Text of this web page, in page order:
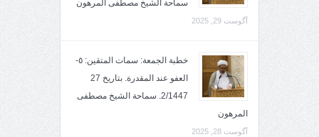
سماحة الشيخ مصطفى المرهون
آگوست 29, 2025
خطبة الجمعة: سمات المتقين: ٥-
العفو عند المقدرة. بتاريخ 27
2/1447. سماحة الشيخ مصطفى
المرهون
آگوست 28, 2025